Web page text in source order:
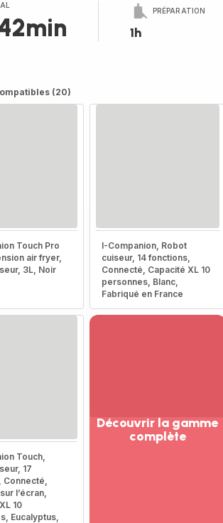
PRÉPARATION
1h
(20)
Touch Pro
air fryer,
3L, Noir
I-Companion, Robot
cuiseur, 14 fonctions,
Connecté, Capacité XL 10
personnes, Blanc,
Fabriqué en France
Touch,
17
Connecté,
l’écran,
10
Eucalyptus,
Découvrir la gamme
complète